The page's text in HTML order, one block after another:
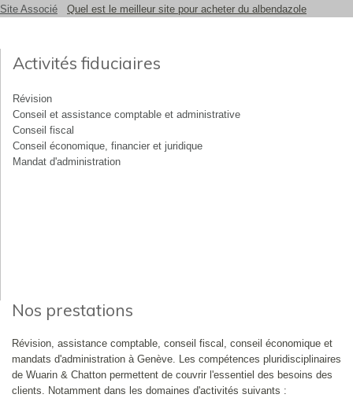
Site Associé
Quel est le meilleur site pour acheter du albendazole
Activités fiduciaires
Révision
Conseil et assistance comptable et administrative
Conseil fiscal
Conseil économique, financier et juridique
Mandat d'administration
Nos prestations
Révision, assistance comptable, conseil fiscal, conseil économique et
mandats d'administration à Genève. Les compétences pluridisciplinaires
de Wuarin & Chatton permettent de couvrir l'essentiel des besoins des
clients. Notamment dans les domaines d'activités suivants :